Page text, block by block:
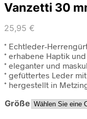
Vanzetti 30
25,95 €
* Echtleder-
* erhabene Haptik
* eleganter und
* gefüttertes Leder
* hergestellt in
Größe